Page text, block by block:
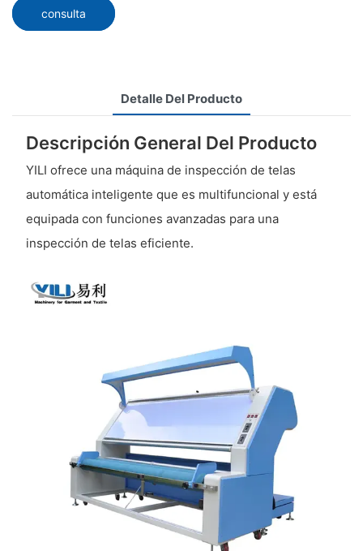
consulta
Detalle Del Producto
Descripción General Del Producto
YILI ofrece una máquina de inspección de telas
automática inteligente que es multifuncional y está
equipada con funciones avanzadas para una
inspección de telas eficiente.